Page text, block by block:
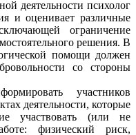
деятельности психолог
и оценивает различные
ограничение
решения. В
помощи должен
со стороны
участников
деятельности, которые
участвовать (или не
физический риск,